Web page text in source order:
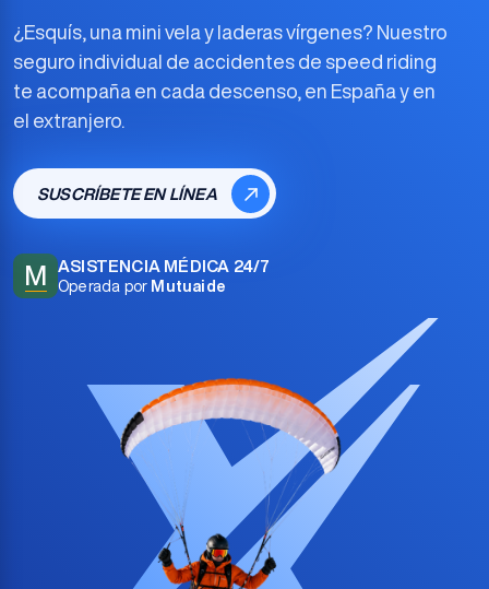
¿Esquís, una mini vela y laderas vírgenes? Nuestro
seguro individual de accidentes de speed riding
te acompaña en cada descenso, en España y en
el extranjero.
SUSCRÍBETE EN LÍNEA
M ASISTENCIA MÉDICA 24/7
Operada por Mutuaide